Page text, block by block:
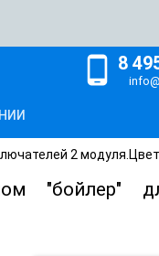
phone_android 8
2
"бойлер"